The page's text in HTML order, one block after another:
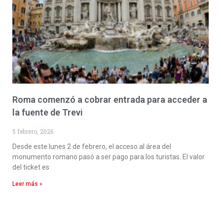
Roma comenzó a cobrar entrada para acceder a
la fuente de Trevi
5 febrero, 2026
Desde este lunes 2 de febrero, el acceso al área del
monumento romano pasó a ser pago para los turistas. El valor
del ticket es
Leer más »